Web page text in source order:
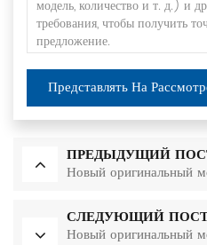
Представлять На
ПРЕДЫДУЩИЙ
Новый оригинальный
СЛЕДУЮЩИЙ
Новый оригинальный